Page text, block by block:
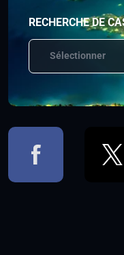
RECHERCHE DE
Sélectionner